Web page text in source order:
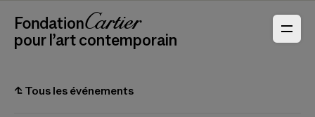
Navigation en-tête
_logoFondation Cartier
pour l’art contemporain
⮤ Tous les événements